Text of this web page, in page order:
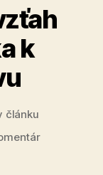
k
článku
na